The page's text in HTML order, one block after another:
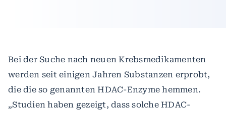
Bei der Suche nach neuen Krebsmedikamenten
werden seit einigen Jahren Substanzen erprobt,
die die so genannten HDAC-Enzyme hemmen.
„Studien haben gezeigt, dass solche HDAC-